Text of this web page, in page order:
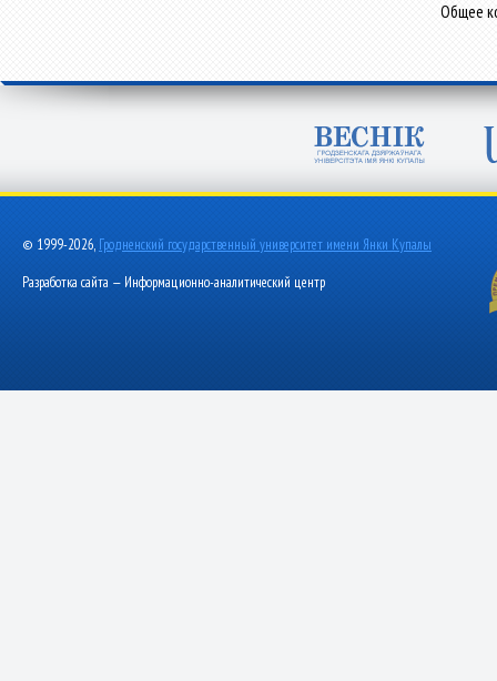
Общее
© 1999-2026, Гродненский государственный университет имени Янки Купалы
Разработка сайта — Информационно-аналитический центр